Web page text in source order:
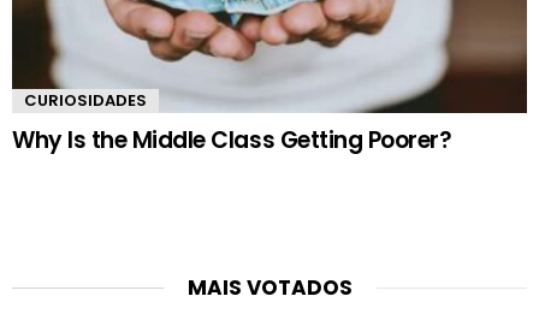
CURIOSIDADES
Why Is the Middle Class Getting Poorer?
MAIS VOTADOS